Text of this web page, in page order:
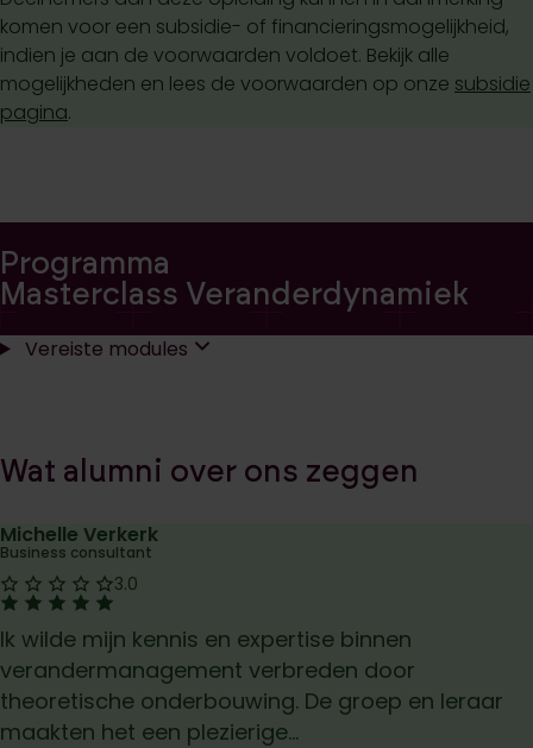
komen voor een subsidie- of financieringsmogelijkheid,
indien je aan de voorwaarden voldoet. Bekijk alle
mogelijkheden en lees de voorwaarden op onze subsidie
pagina.
Programma
Masterclass Veranderdynamiek
Vereiste modules
Wat alumni over on s zeggen
Michelle Verkerk
Business consultant
Score: 3.0 3.0
Ik wilde mijn kennis en expertise binnen
verandermanagement verbreden door
theoretische onderbouwing. De groep en leraar
maakten het een plezierige...